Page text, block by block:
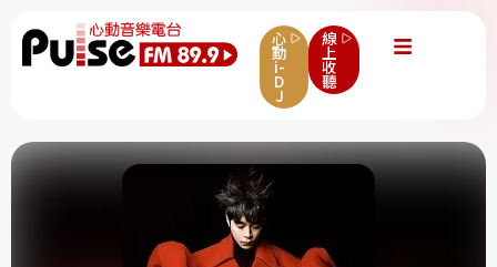
心
動
i-
D
J
線
上
收
聽